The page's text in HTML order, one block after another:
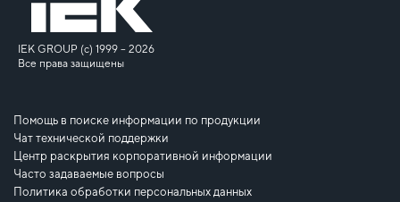
IEK GROUP (c) 1999 – 2026
Все права защищены
Помощь в поиске информации по продукции
Чат технической поддержки
Центр раскрытия корпоративной информации
Часто задаваемые вопросы
Политика обработки персональных данных